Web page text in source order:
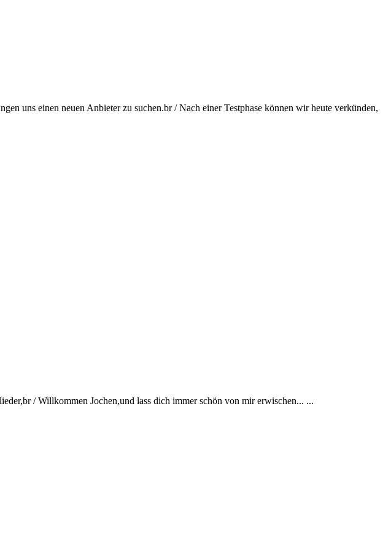
uns einen neuen Anbieter zu suchen.br / Nach einer Testphase können wir heute verkünden,
/ Willkommen Jochen,und lass dich immer schön von mir erwischen... ...